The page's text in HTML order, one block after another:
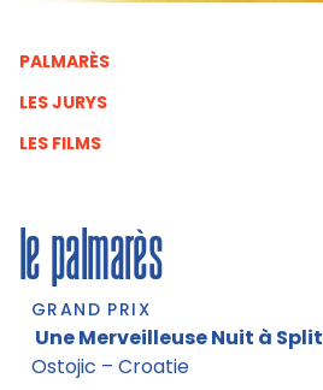
PALMARÈS
LES JURYS
LES FILMS
le palmarès
GRAND PRIX
Une Merveilleuse Nuit à Split
Ostojic – Croatie